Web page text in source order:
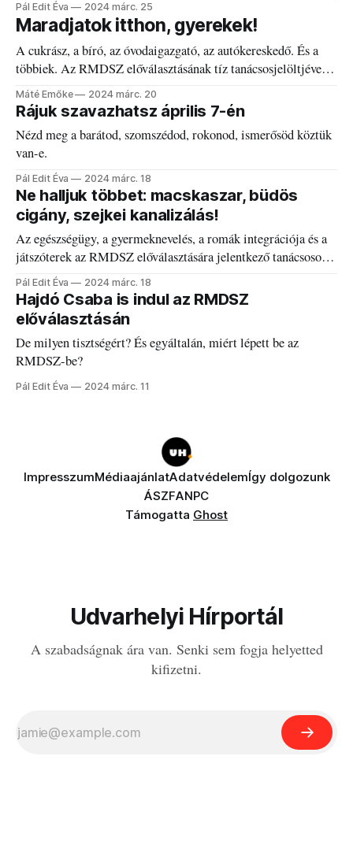
Pál Edit Éva 2024 márc. 25
Maradjatok itthon, gyerekek!
A cukrász, a bíró, az óvodaigazgató, az autókereskedő. És a
többiek. Az RMDSZ előválasztásának tíz tanácsosjelöltjével
beszélgettünk.
Máté Emőke 2024 márc. 20
Rájuk szavazhatsz április 7-én
Nézd meg a barátod, szomszédod, rokonod, ismerősöd köztük
van-e.
Pál Edit Éva 2024 márc. 18
Ne halljuk többet: macskaszar, büdös
cigány, szejkei kanalizálás!
Az egészségügy, a gyermeknevelés, a romák integrációja és a
játszóterek az RMDSZ előválasztására jelentkező tanácsosok
szívügye.
Pál Edit Éva 2024 márc. 18
Hajdó Csaba is indul az RMDSZ
előválasztásán
De milyen tisztségért? És egyáltalán, miért lépett be az
RMDSZ-be?
Pál Edit Éva 2024 márc. 11
ImpresszumMédiaajánlatAdatvédelemÍgy dolgozunk
ÁSZFANPC
Támogatta Ghost
Udvarhelyi Hírportál
A szabadságnak ára van. Senki sem fogja helyetted
kifizetni.